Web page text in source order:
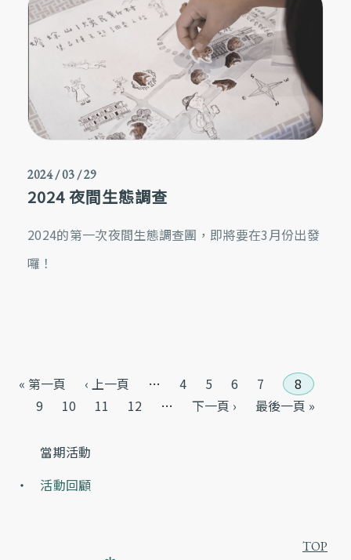
2024 / 03 / 29
2024 夜間生態調查
2024的第一次夜間生態調查團，即將要在3月份出發
囉！
« 第一頁 ‹ 上一頁 … 4 5 6 7
8
9
10 11 12 … 下一頁 › 最後一頁 »
當期活動
活動回顧
TOP